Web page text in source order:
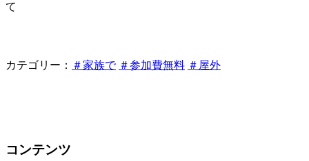
て
カテゴリー： ＃家族で ＃参加費無料 ＃屋外
コンテンツ